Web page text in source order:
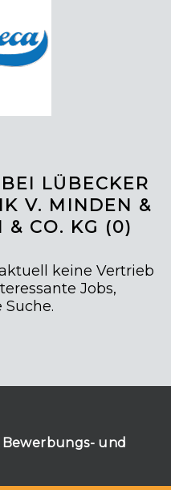
LÜBECKER
V. MINDEN &
& CO. KG (0)
keine Vertrieb
Jobs,
Bewerbungs- und